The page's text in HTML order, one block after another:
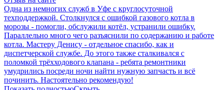
Одна из немногих служб в Уфе с круглосуточной
техподдержкой. Столкнулся с ошибкой газового котла в
морозы - помогли, обслужили котёл, устранили ошибку.
Параллельно много чего разъяснили по содержанию и работе
котла. Мастеру Денису - отдельное спасибо, как и
диспетчерской службе. До этого также сталкивался с
поломкой трёхходового клапана - ребята ремонтники
умудрились посреди ночи найти нужную запчасть и всё
починить. Настоятельно рекомендую!